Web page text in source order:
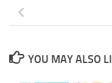
YOU MAY ALSO